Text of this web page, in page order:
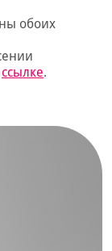
обоих
ссылке.